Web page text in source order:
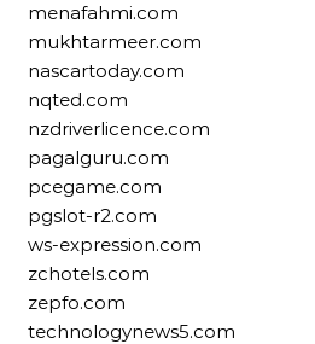
menafahmi.com
mukhtarmeer.com
nascartoday.com
nqted.com
nzdriverlicence.com
pagalguru.com
pcegame.com
pgslot-r2.com
ws-expression.com
zchotels.com
zepfo.com
technologynews5.com